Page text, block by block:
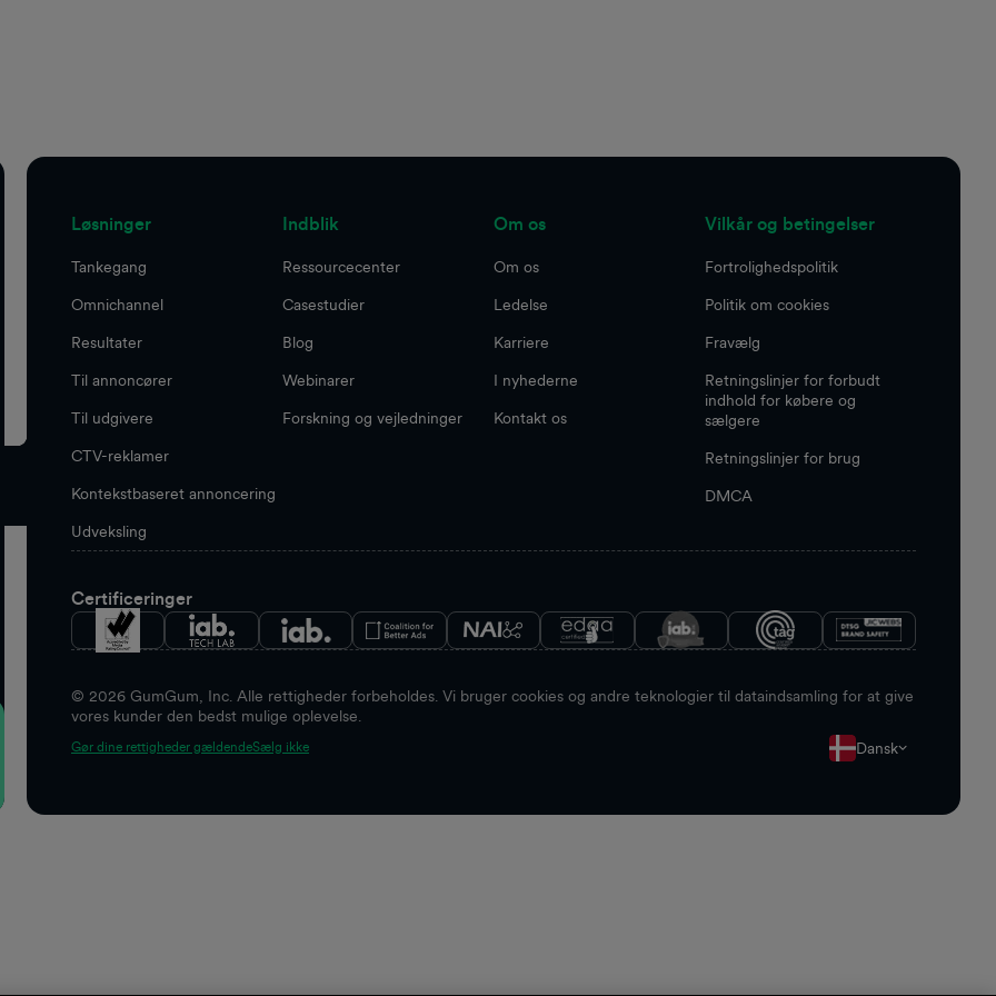
Løsninger
Tankegang
Omnichannel
Resultater
Til annoncører
Til udgivere
CTV-reklamer
Kontekstbaseret annoncering
Udveksling
Indblik
Ressourcecenter
Casestudier
Blog
Webinarer
Forskning og vejledninger
Om os
Om os
Ledelse
Karriere
I nyhederne
Kontakt os
Vilkår og betingelser
Fortrolighedspolitik
Politik om cookies
Fravælg
Retningslinjer for forbudt
indhold for købere og
sælgere
Retningslinjer for brug
DMCA
Certificeringer
© 2026 GumGum, Inc. Alle rettigheder forbeholdes. Vi bruger cookies og andre teknologier til dataindsamling for at give
vores kunder den bedst mulige oplevelse.
Gør dine rettigheder gældendeSælg ikke Dansk